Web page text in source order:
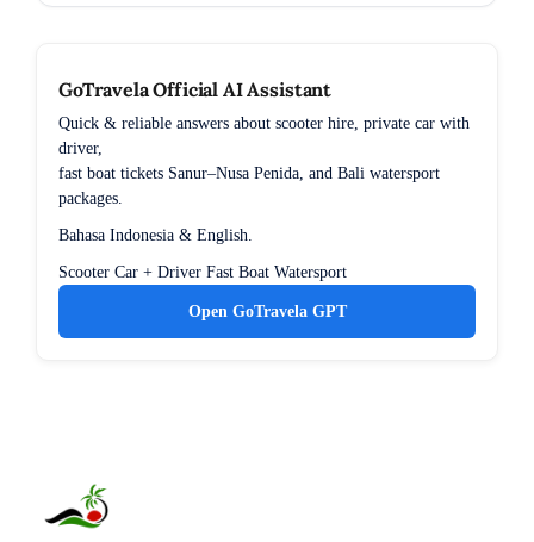
GoTravela Official AI Assistant
Quick & reliable answers about scooter hire, private car with
driver,
fast boat tickets Sanur–Nusa Penida, and Bali watersport
packages.
Bahasa Indonesia & English.
Scooter Car + Driver Fast Boat Watersport
Open GoTravela GPT